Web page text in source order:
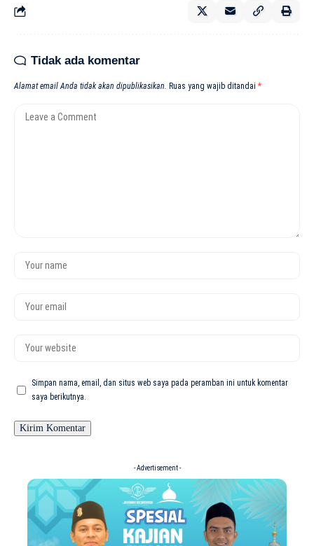
Tidak ada komentar
Alamat email Anda tidak akan dipublikasikan. Ruas yang wajib ditandai *
Simpan nama, email, dan situs web saya pada peramban ini untuk komentar
saya berikutnya.
- Advertisement -